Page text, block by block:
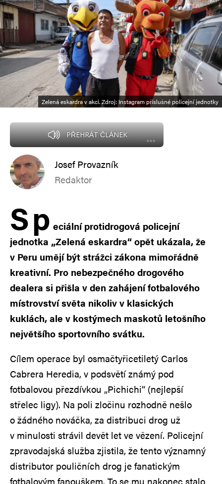
Zelená eskardra v akci. Zdroj: Instagram příslušné policejní jednotky
PŘEHRÁT ČLÁNEK
Josef Provazník
Redaktor
Sp eciální protidrogová policejní
jednotka „Zelená eskardra“ opět ukázala, že
v Peru umějí být strážci zákona mimořádně
kreativní. Pro nebezpečného drogového
dealera si přišla v den zahájení fotbalového
místrovství světa nikoliv v klasických
kuklách, ale v kostýmech maskotů letošního
největšího sportovního svátku.
Cílem operace byl osmačtyřicetiletý Carlos
Cabrera Heredia, v podsvětí známý pod
fotbalovou přezdívkou „Pichichi“ (nejlepší
střelec ligy). Na poli zločinu rozhodně nešlo
o žádného nováčka, za distribuci drog už
v minulosti strávil devět let ve vězení. Policejní
zpravodajská služba zjistila, že tento významný
distributor pouličních drog je fanatickým
fotbalovým fanouškem. To se mu nakonec stalo